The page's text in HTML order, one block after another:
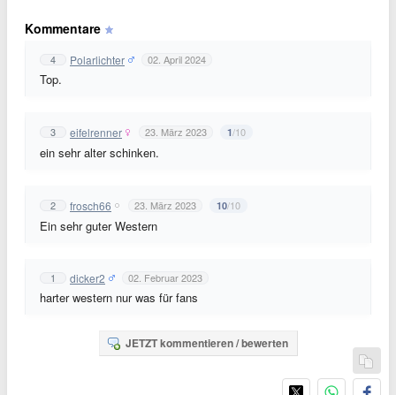
Kommentare
4 Polarlichter 02. April 2024
Top.
3 eifelrenner 23. März 2023 1/10
ein sehr alter schinken.
2 frosch66 23. März 2023 10/10
Ein sehr guter Western
1 dicker2 02. Februar 2023
harter western nur was für fans
JETZT kommentieren / bewerten